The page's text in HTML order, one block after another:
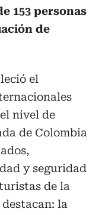
153 personas
de
el
nivel de
de Colombia
y seguridad
de la
la